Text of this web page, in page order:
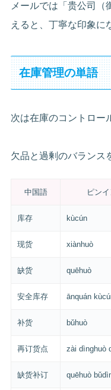
メールでは「贵公司（
えると、丁寧な印象に
在庫管理の単語
次は在庫のコントロー
欠品と過剰のバランス
中国語 ピン
库存 kùcún
现货 xiànhuò
缺货 quēhuò
安全库存 ānquán
补货 bǔhuò
再订货点 zài dìnghuò
缺货补订 quēhuò